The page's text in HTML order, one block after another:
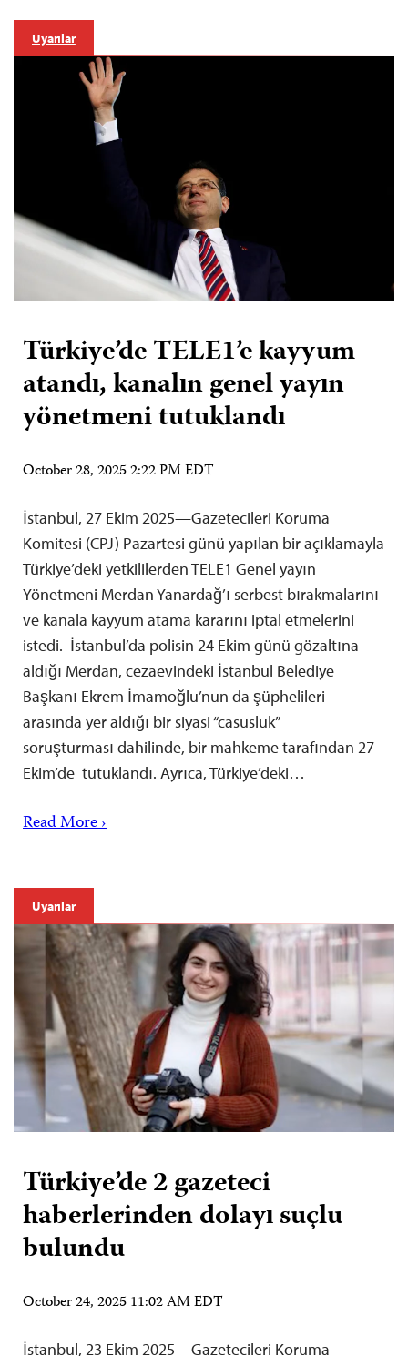
Uyarılar
Türkiye’de TELE1’e kayyum
atandı, kanalın genel yayın
yönetmeni tutuklandı
October 28, 2025 2:22 PM EDT
İstanbul, 27 Ekim 2025—Gazetecileri Koruma
Komitesi (CPJ) Pazartesi günü yapılan bir açıklamayla
Türkiye’deki yetkililerden TELE1 Genel yayın
Yönetmeni Merdan Yanardağ’ı serbest bırakmalarını
ve kanala kayyum atama kararını iptal etmelerini
istedi. İstanbul’da polisin 24 Ekim günü gözaltına
aldığı Merdan, cezaevindeki İstanbul Belediye
Başkanı Ekrem İmamoğlu’nun da şüphelileri
arasında yer aldığı bir siyasi “casusluk”
soruşturması dahilinde, bir mahkeme tarafından 27
Ekim’de tutuklandı. Ayrıca, Türkiye’deki…
Read More ›
Uyarılar
Türkiye’de 2 gazeteci
haberlerinden dolayı suçlu
bulundu
October 24, 2025 11:02 AM EDT
İstanbul, 23 Ekim 2025—Gazetecileri Koruma